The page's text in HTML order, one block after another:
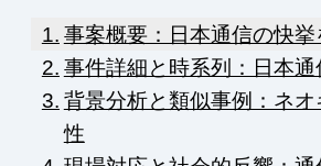
事案概要：日本通信の快挙
事件詳細と時系列：日本
背景分析と類似事例：ネオ
性